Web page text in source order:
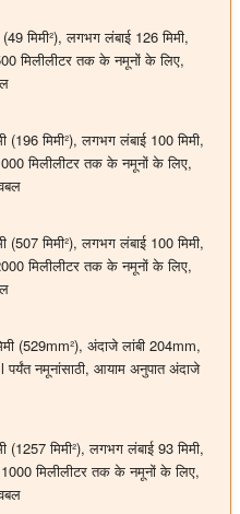
(49 मिमी²), लगभग लंबाई 126 मिमी,
मिलीलीटर तक के नमूनों के लिए,
(196 मिमी²), लगभग लंबाई 100 मिमी,
मिलीलीटर तक के नमूनों के लिए,
(507 मिमी²), लगभग लंबाई 100 मिमी,
मिलीलीटर तक के नमूनों के लिए,
(529mm²), अंदाजे लांबी 204mm,
नमूनांसाठी, आयाम अनुपात अंदाजे
(1257 मिमी²), लगभग लंबाई 93 मिमी,
मिलीलीटर तक के नमूनों के लिए,